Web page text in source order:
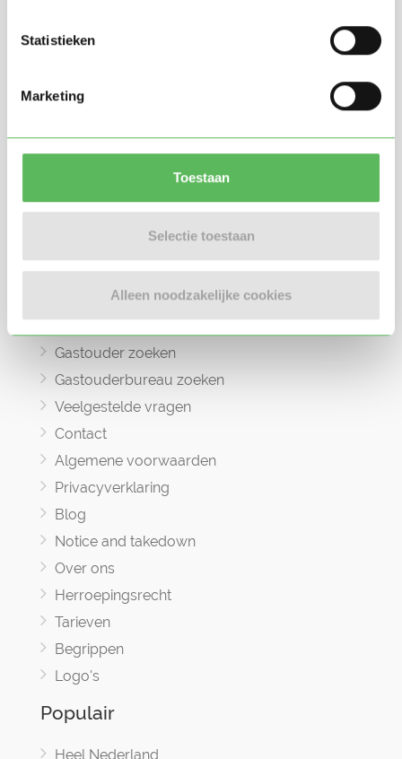
Statistieken
Marketing
Toestaan
Selectie toestaan
Alleen noodzakelijke cookies
in 2017, bedoeld om ouders, oppassers en
brengen.
Informatie
Oppas zoeken
Gastouder zoeken
Gastouderbureau zoeken
Veelgestelde vragen
Contact
Algemene voorwaarden
Privacyverklaring
Blog
Notice and takedown
Over ons
Herroepingsrecht
Tarieven
Begrippen
Logo's
Populair
Heel Nederland